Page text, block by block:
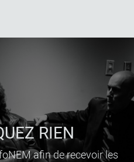
RIEN
afin de recevoir les